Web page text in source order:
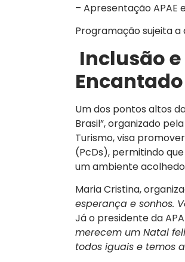
– Apresentação APAE
Programação sujeita a
Inclusão
Um dos pontos altos
Brasil”, organizado
Turismo, visa
(PcDs), permitindo
um ambiente
Maria Cristina,
esperança e sonhos.
Já o presidente da
merecem um Natal
todos iguais e temos